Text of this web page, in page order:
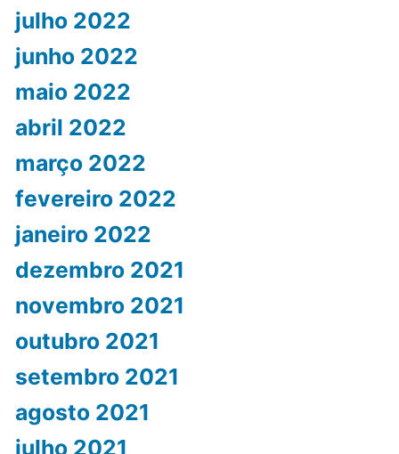
julho 2022
junho 2022
maio 2022
abril 2022
março 2022
fevereiro 2022
janeiro 2022
dezembro 2021
novembro 2021
outubro 2021
setembro 2021
agosto 2021
julho 2021